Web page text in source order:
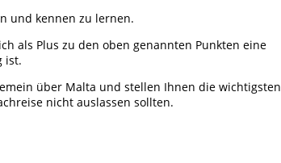
und kennen zu lernen.
als Plus zu den oben genannten Punkten eine
ist.
über Malta und stellen Ihnen die wichtigsten
nicht auslassen sollten.